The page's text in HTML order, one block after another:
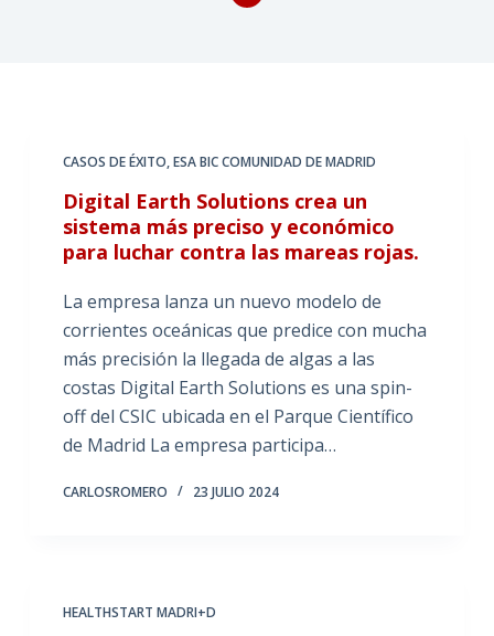
CASOS DE ÉXITO,ESA BIC COMUNIDAD DE MADRID
Digital Earth Solutions crea un
sistema más preciso y económico
para luchar contra las mareas rojas.
La empresa lanza un nuevo modelo de
corrientes oceánicas que predice con mucha
más precisión la llegada de algas a las
costas Digital Earth Solutions es una spin-
off del CSIC ubicada en el Parque Científico
de Madrid La empresa participa…
CARLOSROMERO 23 JULIO 2024
HEALTHSTART MADRI+D